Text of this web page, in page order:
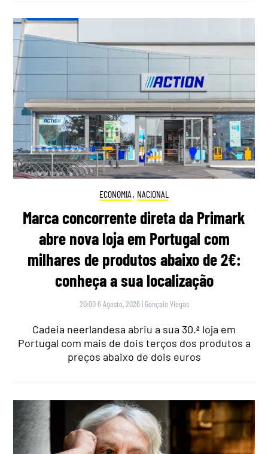
ECONOMIA , NACIONAL
Marca concorrente direta da Primark
abre nova loja em Portugal com
milhares de produtos abaixo de 2€:
conheça a sua localização
20:00 6 Agosto, 2026 | Gonçalo Viegas
Cadeia neerlandesa abriu a sua 30.ª loja em
Portugal com mais de dois terços dos produtos a
preços abaixo de dois euros